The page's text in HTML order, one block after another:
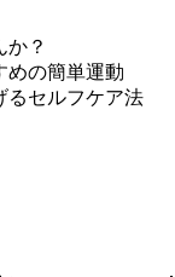
か？
の簡単運動
セルフケア法